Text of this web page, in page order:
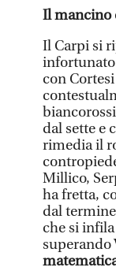
Il mancino
Il Carpi si
con
dal sette e
rimedia il
Millico,
ha fretta,
dal
che si